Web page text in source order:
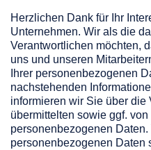
Herzlichen Dank für Ihr
Unternehmen. Wir als die
Verantwortlichen möchten,
uns und unseren
Ihrer personenbezogenen
nachstehenden
informieren wir Sie über die
übermittelten sowie ggf.
personenbezogenen
personenbezogenen Daten